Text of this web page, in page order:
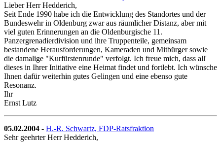
Lieber Herr Hedderich,
Seit Ende 1990 habe ich die Entwicklung des Standortes und der
Bundeswehr in Oldenburg zwar aus räumlicher Distanz, aber mit
viel guten Erinnerungen an die Oldenburgische 11.
Panzergrenadierdivision und ihre Truppenteile, gemeinsam
bestandene Herausforderungen, Kameraden und Mitbürger sowie
die damalige "Kurfürstenrunde" verfolgt. Ich freue mich, dass all'
dieses in Ihrer Initiative eine Heimat findet und fortlebt. Ich wünsche
Ihnen dafür weiterhin gutes Gelingen und eine ebenso gute
Resonanz.
Ihr
Ernst Lutz
05.02.2004 - H.-R. Schwartz, FDP-Ratsfraktion
Sehr geehrter Herr Hedderich,